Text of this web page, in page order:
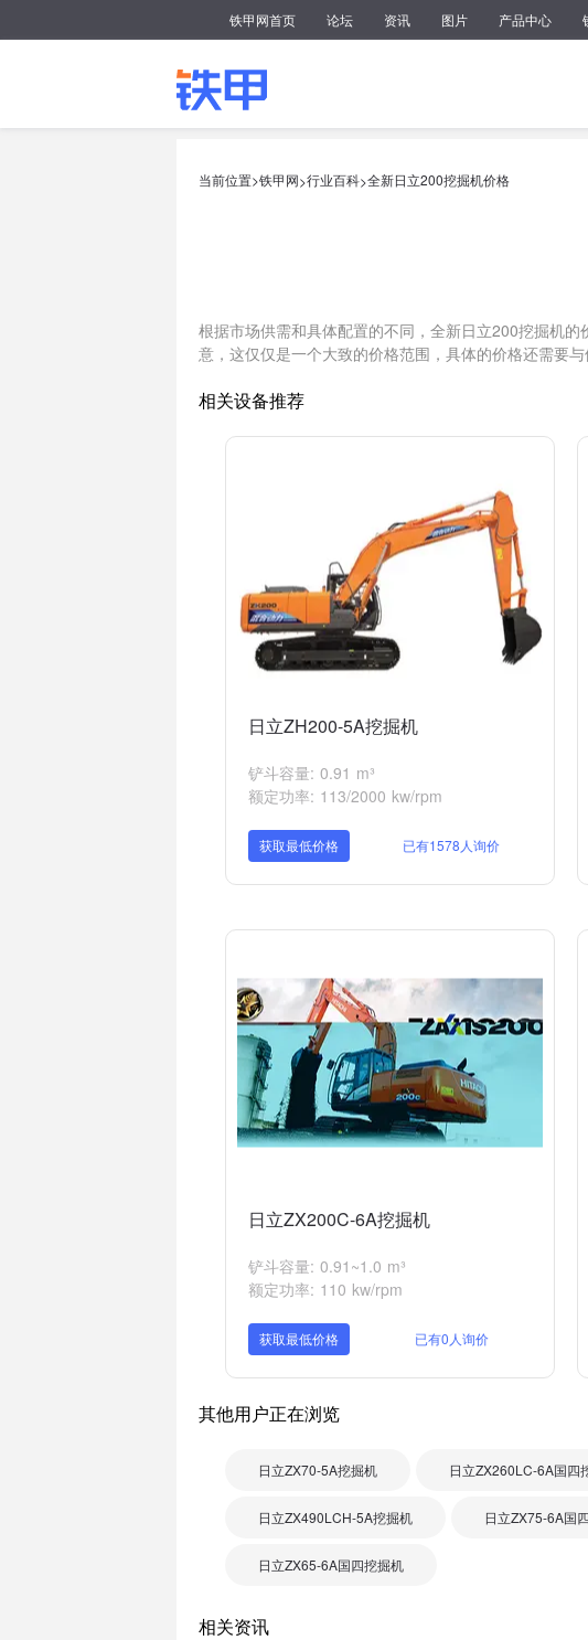
铁甲网首页 论坛 资讯 图片 产品中心
当前位置>铁甲网>行业百科>全新日立200挖掘机价格
根据市场供需和具体配置的不同，全新日立200挖掘机
意，这仅仅是一个大致的价格范围，具体的价格还需要与
相关设备推荐
日立ZH200-5A挖掘机
铲斗容量: 0.91 m³
额定功率: 113/2000 kw/rpm
获取最低价格 已有1578人询价
日立ZX200C-6A挖掘机
铲斗容量: 0.91~1.0 m³
额定功率: 110 kw/rpm
获取最低价格 已有0人询价
其他用户正在浏览
日立ZX70-5A挖掘机 日立ZX260LC-6A国四
日立ZX490LCH-5A挖掘机 日立ZX75-6A国
日立ZX65-6A国四挖掘机
相关资讯